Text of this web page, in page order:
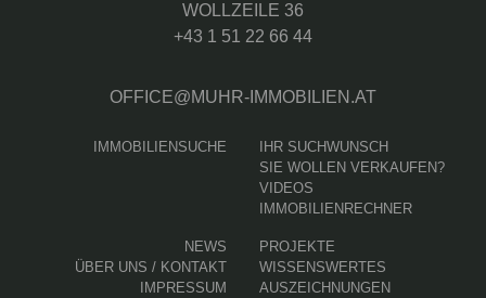
WOLLZEILE 36
+43 1 51 22 66 44
OFFICE@MUHR-IMMOBILIEN.AT
IMMOBILIENSUCHE
IHR SUCHWUNSCH
SIE WOLLEN VERKAUFEN?
VIDEOS
IMMOBILIENRECHNER
NEWS (AKTUELLE SEITE)
ÜBER UNS / KONTAKT
IMPRESSUM
PROJEKTE
WISSENSWERTES
AUSZEICHNUNGEN